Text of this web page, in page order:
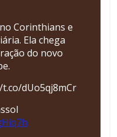
Corinthians e
Ela chega
do novo
dUo5qj8mCr